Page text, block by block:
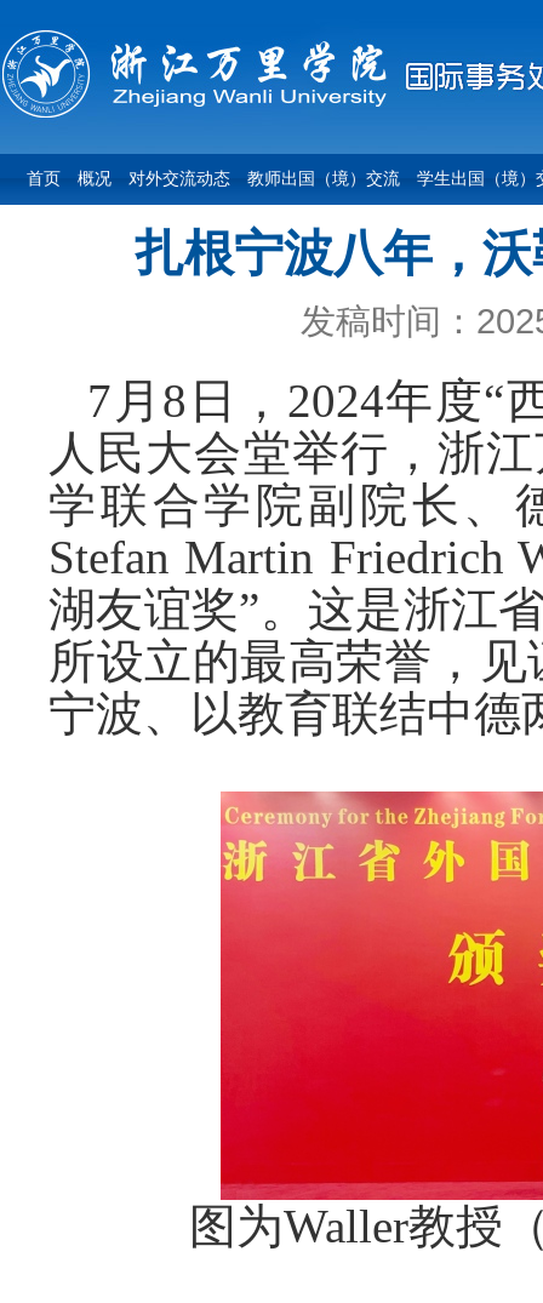
首页 概况 对外交流动态 教师出国（境）交流 学生出国（境）
扎根宁波八年，
发稿时间：
7月8日，2024年度“
人民大会堂举行，浙
学联合学院副院长、
Stefan Martin
湖友谊奖”。这是浙江
所设立的最高荣誉，
宁波、以教育联结中德
图为Waller教授